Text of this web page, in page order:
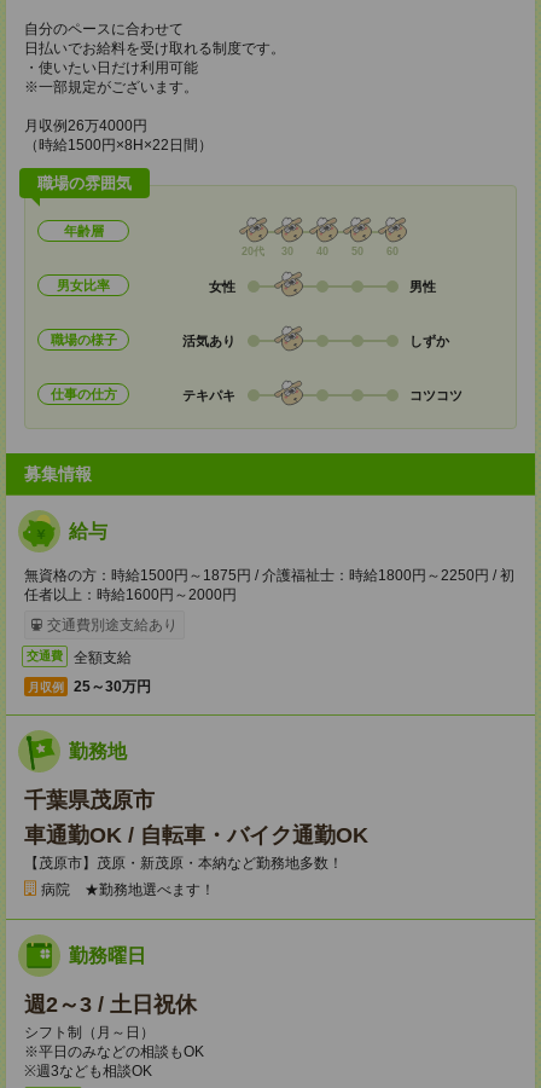
自分のペースに合わせて
日払いでお給料を受け取れる制度です。
・使いたい日だけ利用可能
※一部規定がございます。
月収例26万4000円
（時給1500円×8H×22日間）
職場の雰囲気
年齢層
20代 30 40 50 60
男女比率 女性 男性
職場の様子 活気あり しずか
仕事の仕方 テキパキ コツコツ
募集情報
給与
無資格の方：時給1500円～1875円 / 介護福祉士：時給1800円～2250円 / 初
任者以上：時給1600円～2000円
交通費別途支給あり
交通費 全額支給
月収例 25～30万円
勤務地
千葉県茂原市
車通勤OK / 自転車・バイク通勤OK
【茂原市】茂原・新茂原・本納など勤務地多数！
病院 ★勤務地選べます！
勤務曜日
週2～3 / 土日祝休
シフト制（月～日）
※平日のみなどの相談もOK
※週3なども相談OK